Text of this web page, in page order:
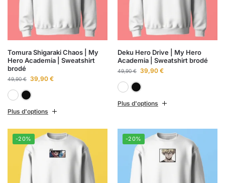
Tomura Shigaraki Chaos | My
Hero Academia | Sweatshirt
brodé
49,90€ 39,90 €
Plus d'options
Deku Hero Drive | My Hero
Academia | Sweatshirt brodé
49,90€ 39,90 €
Plus d'options
-20% -20%